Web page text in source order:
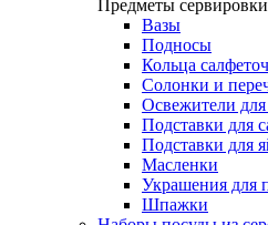
Предметы сервировки
Вазы
Подносы
Кольца
Солонки и
Освежители
Подставки для
Подставки для
Масленки
Украшения для
Шпажки